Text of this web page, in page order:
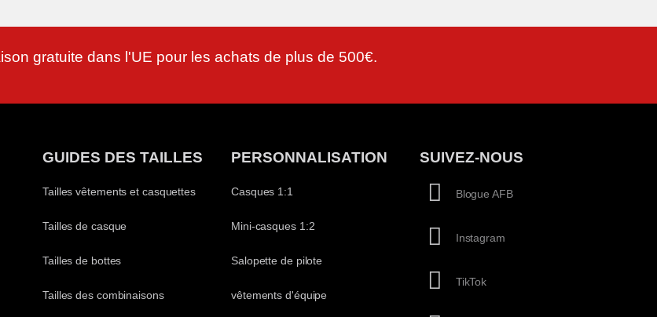
gratuite dans l'UE pour les achats de plus de 500€.
GUIDES DES TAILLES
Tailles vêtements et casquettes
Tailles de casque
Tailles de bottes
Tailles des combinaisons
PERSONNALISATION
Casques 1:1
Mini-casques 1:2
Salopette de pilote
vêtements d'équipe
SUIVEZ-NOUS
Blogue AFB
Instagram
TikTok